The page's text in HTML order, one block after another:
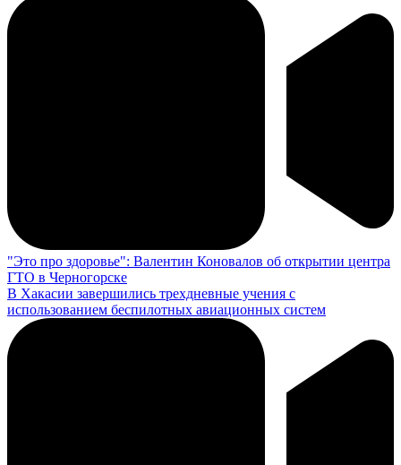
"Это про здоровье": Валентин Коновалов об открытии центра
ГТО в Черногорске
В Хакасии завершились трехдневные учения с
использованием беспилотных авиационных систем